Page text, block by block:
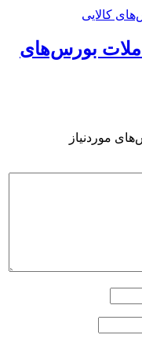
بورس‌های
موردنیاز